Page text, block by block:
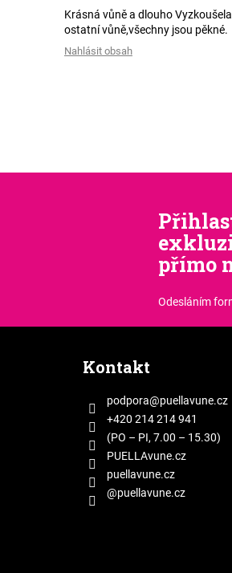
Krásná vůně a dlouho
ostatní vůně,všechny jsou pěkné.
Nahlásit obsah
přímo
Odesláním
Kontakt
podpora@puellavune.cz
+420 214 214 941
(PO – PI, 7.00 – 15.30)
PUELLAvune.cz
puellavune.cz
@puellavune.cz